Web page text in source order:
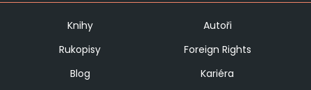
Knihy
Autoři
Rukopisy
Foreign Rights
Blog
Kariéra